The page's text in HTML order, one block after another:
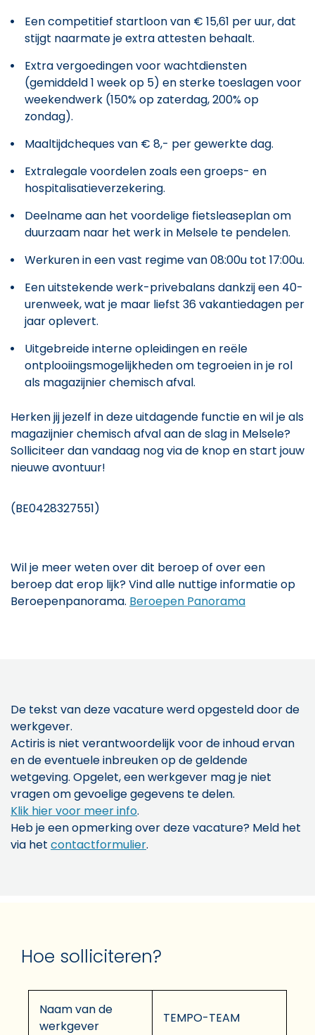
Een competitief startloon van € 15,61 per uur, dat
stijgt naarmate je extra attesten behaalt.
Extra vergoedingen voor wachtdiensten
(gemiddeld 1 week op 5) en sterke toeslagen voor
weekendwerk (150% op zaterdag, 200% op
zondag).
Maaltijdcheques van € 8,- per gewerkte dag.
Extralegale voordelen zoals een groeps- en
hospitalisatieverzekering.
Deelname aan het voordelige fietsleaseplan om
duurzaam naar het werk in Melsele te pendelen.
Werkuren in een vast regime van 08:00u tot 17:00u.
Een uitstekende werk-privebalans dankzij een 40-
urenweek, wat je maar liefst 36 vakantiedagen per
jaar oplevert.
Uitgebreide interne opleidingen en reële
ontplooiingsmogelijkheden om tegroeien in je rol
als magazijnier chemisch afval.
Herken jij jezelf in deze uitdagende functie en wil je als
magazijnier chemisch afval aan de slag in Melsele?
Solliciteer dan vandaag nog via de knop en start jouw
nieuwe avontuur!
(BE0428327551)
Wil je meer weten over dit beroep of over een
beroep dat erop lijk? Vind alle nuttige informatie op
Beroepenpanorama. Beroepen Panorama
De tekst van deze vacature werd opgesteld door de
werkgever.
Actiris is niet verantwoordelijk voor de inhoud ervan
en de eventuele inbreuken op de geldende
wetgeving. Opgelet, een werkgever mag je niet
vragen om gevoelige gegevens te delen.
Klik hier voor meer info.
Heb je een opmerking over deze vacature? Meld het
via het contactformulier.
Hoe solliciteren?
Naam van de
werkgever
TEMPO-TEAM